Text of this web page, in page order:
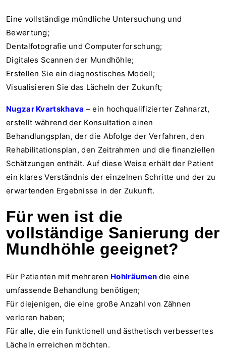
Eine vollständige mündliche Untersuchung und
Bewertung;
Dentalfotografie und Computerforschung;
Digitales Scannen der Mundhöhle;
Erstellen Sie ein diagnostisches Modell;
Visualisieren Sie das Lächeln der Zukunft;
Nugzar Kvartskhava – ein hochqualifizierter Zahnarzt,
erstellt während der Konsultation einen
Behandlungsplan, der die Abfolge der Verfahren, den
Rehabilitationsplan, den Zeitrahmen und die finanziellen
Schätzungen enthält. Auf diese Weise erhält der Patient
ein klares Verständnis der einzelnen Schritte und der zu
erwartenden Ergebnisse in der Zukunft.
Für wen ist die
vollständige Sanierung der
Mundhöhle geeignet?
Für Patienten mit mehreren Hohlräumen die eine
umfassende Behandlung benötigen;
Für diejenigen, die eine große Anzahl von Zähnen
verloren haben;
Für alle, die ein funktionell und ästhetisch verbessertes
Lächeln erreichen möchten.